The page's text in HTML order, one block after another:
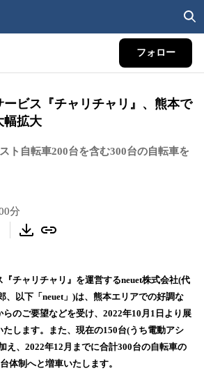
フォロー
ービス『チャリチャリ』、熊本で
幅拡大
ト自転車200台を含む300台の自転車を
分
チャリチャリ』を運営するneuet株式会社(代
、以下「neuet」)は、熊本エリアでの好調な
のご要望などを受け、2022年10月1日より展
たします。また、現在の150台(うち電動アシ
え、2022年12月までに合計300台の自転車の
体制へと増車いたします。